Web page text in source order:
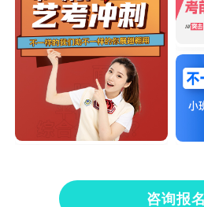
咨询报名